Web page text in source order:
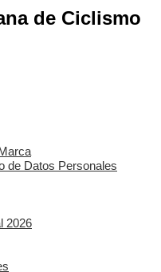
de Ciclismo
de Datos Personales
2026